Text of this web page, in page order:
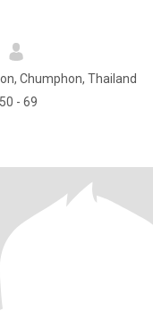
Chumphon, Thailand
- 69